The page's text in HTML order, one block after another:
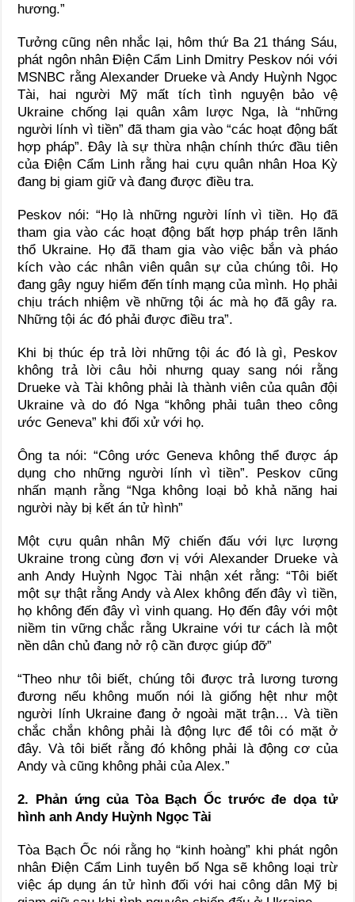
hương.”
Tưởng cũng nên nhắc lại, hôm thứ Ba 21 tháng Sáu,
phát ngôn nhân Điện Cẩm Linh Dmitry Peskov nói với
MSNBC rằng Alexander Drueke và Andy Huỳnh Ngọc
Tài, hai người Mỹ mất tích tình nguyện bảo vệ
Ukraine chống lại quân xâm lược Nga, là “những
người lính vì tiền” đã tham gia vào “các hoạt động bất
hợp pháp”. Đây là sự thừa nhận chính thức đầu tiên
của Điện Cẩm Linh rằng hai cựu quân nhân Hoa Kỳ
đang bị giam giữ và đang được điều tra.
Peskov nói: “Họ là những người lính vì tiền. Họ đã
tham gia vào các hoạt động bất hợp pháp trên lãnh
thổ Ukraine. Họ đã tham gia vào việc bắn và pháo
kích vào các nhân viên quân sự của chúng tôi. Họ
đang gây nguy hiểm đến tính mạng của mình. Họ phải
chịu trách nhiệm về những tội ác mà họ đã gây ra.
Những tội ác đó phải được điều tra”.
Khi bị thúc ép trả lời những tội ác đó là gì, Peskov
không trả lời câu hỏi nhưng quay sang nói rằng
Drueke và Tài không phải là thành viên của quân đội
Ukraine và do đó Nga “không phải tuân theo công
ước Geneva” khi đối xử với họ.
Ông ta nói: “Công ước Geneva không thể được áp
dụng cho những người lính vì tiền”. Peskov cũng
nhấn mạnh rằng “Nga không loại bỏ khả năng hai
người này bị kết án tử hình”
Một cựu quân nhân Mỹ chiến đấu với lực lượng
Ukraine trong cùng đơn vị với Alexander Drueke và
anh Andy Huỳnh Ngọc Tài nhận xét rằng: “Tôi biết
một sự thật rằng Andy và Alex không đến đây vì tiền,
họ không đến đây vì vinh quang. Họ đến đây với một
niềm tin vững chắc rằng Ukraine với tư cách là một
nền dân chủ đang nở rộ cần được giúp đỡ”
“Theo như tôi biết, chúng tôi được trả lương tương
đương nếu không muốn nói là giống hệt như một
người lính Ukraine đang ở ngoài mặt trận… Và tiền
chắc chắn không phải là động lực để tôi có mặt ở
đây. Và tôi biết rằng đó không phải là động cơ của
Andy và cũng không phải của Alex.”
2. Phản ứng của Tòa Bạch Ốc trước đe dọa tử
hình anh Andy Huỳnh Ngọc Tài
Tòa Bạch Ốc nói rằng họ “kinh hoàng” khi phát ngôn
nhân Điện Cẩm Linh tuyên bố Nga sẽ không loại trừ
việc áp dụng án tử hình đối với hai công dân Mỹ bị